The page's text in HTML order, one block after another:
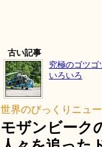
古い記事
究極のゴツゴ
いろいろ
世界のびっくりニュ
モザンビーク